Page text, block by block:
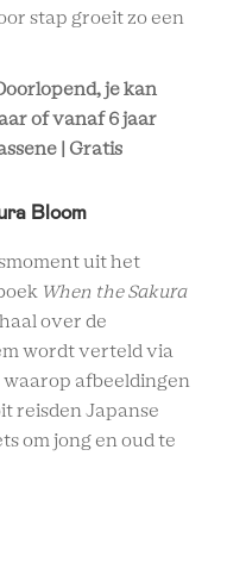
stap groeit zo een
je kan
of vanaf 6 jaar
| Gratis
Bloom
uit het
When the Sakura
over de
wordt verteld via
afbeeldingen
reisden Japanse
om jong en oud te